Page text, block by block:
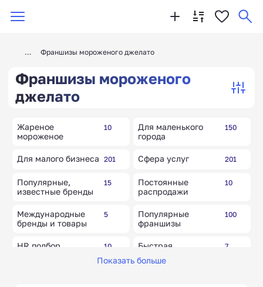
Франшизы мороженого джелато
Франшизы мороженого
джелато
Жареное
мороженое
10
Для маленького
города
150
Для малого бизнеса 201 Сфера услуг 201
Популярные,
известные бренды
15
Постоянные
распродажи
10
Международные
бренды и товары
5
Популярные
франшизы
100
HR подбор
10
Быстрая
7
Показать больше